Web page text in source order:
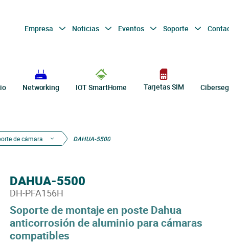
Empresa Noticias Eventos Soporte
Networking IOT SmartHome Tarjetas SIM
de cámara DAHUA-5500
Soporte de montaje en poste Dahua
anticorrosión de aluminio para cámaras
compatibles
DAHUA-5500
DH-PFA156H